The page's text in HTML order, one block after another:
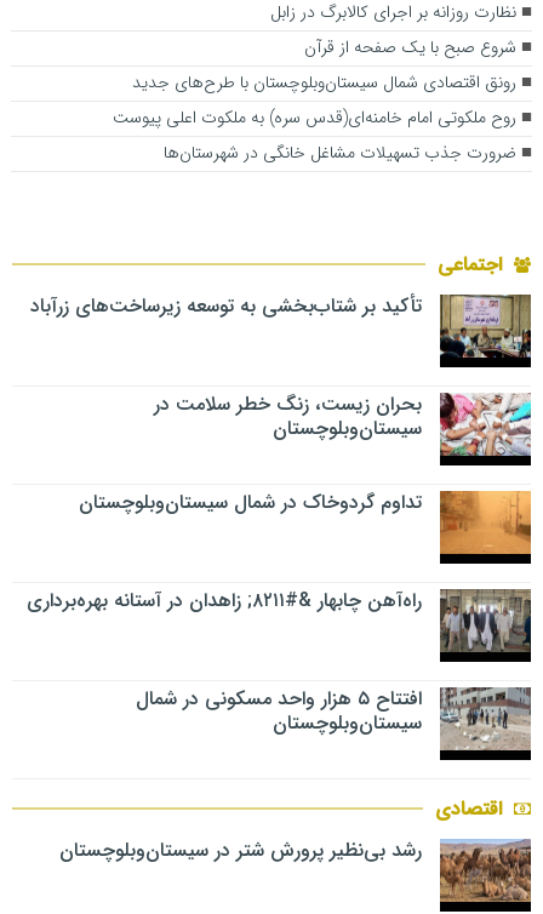
نظارت روزانه بر اجرای کالابرگ در زابل
شروع صبح با یک صفحه از قرآن
رونق اقتصادی شمال سیستان‌وبلوچستان با طرح‌های جدید
روح ملکوتی امام خامنه‌ای(قدس سره) به ملکوت اعلی پیوست
ضرورت جذب تسهیلات مشاغل خانگی در شهرستان‌ها
اجتماعی
تأکید بر شتاب‌بخشی به توسعه زیرساخت‌های زرآباد
بحران زیست، زنگ خطر سلامت در
سیستان‌وبلوچستان
تداوم گردوخاک در شمال سیستان‌وبلوچستان
راه‌آهن چابهار &#۸۲۱۱; زاهدان در آستانه بهره‌برداری
افتتاح ۵ هزار واحد مسکونی در شمال
سیستان‌وبلوچستان
اقتصادی
رشد بی‌نظیر پرورش شتر در سیستان‌وبلوچستان